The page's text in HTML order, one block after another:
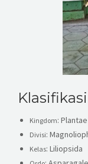
Klasifikasi
Kingdom: Plantae
Divisi:
Kelas: Liliopsida